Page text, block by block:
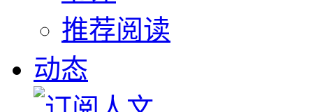
推荐阅读
动态